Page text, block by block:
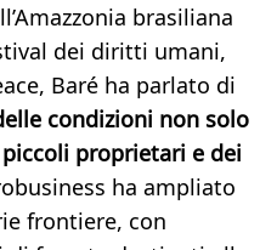
brasiliana
dei diritti umani,
Baré ha parlato di
condizioni non solo
proprietari e dei
ha ampliato
frontiere, con